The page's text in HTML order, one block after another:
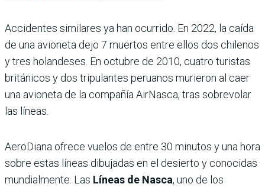
Accidentes similares ya han ocurrido. En 2022, la caída
de una avioneta dejo 7 muertos entre ellos dos chilenos
y tres holandeses. En octubre de 2010, cuatro turistas
británicos y dos tripulantes peruanos murieron al caer
una avioneta de la compañía AirNasca, tras sobrevolar
las líneas.
AeroDiana ofrece vuelos de entre 30 minutos y una hora
sobre estas líneas dibujadas en el desierto y conocidas
mundialmente. Las Líneas de Nasca, uno de los